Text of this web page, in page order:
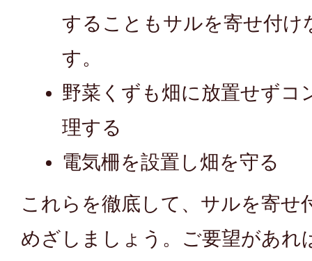
することもサルを寄せ付
す。
野菜くずも畑に放置せずコ
理する
電気柵を設置し畑を守る
これらを徹底して、サルを寄せ
めざしましょう。ご要望があれ